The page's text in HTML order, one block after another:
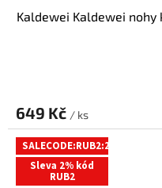
Kaldewei Kaldewei nohy
649 Kč / ks
SALECODE:RUB2:2:%
Sleva 2% kód
RUB2